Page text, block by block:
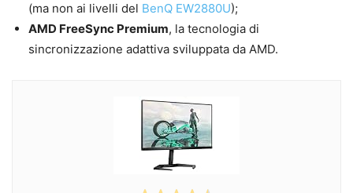
(ma non ai livelli del BenQ EW2880U);
AMD FreeSync Premium, la tecnologia di
sincronizzazione adattiva sviluppata da AMD.